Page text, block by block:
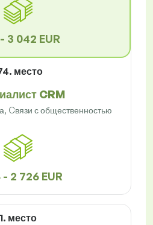
- 3 042 EUR
место
CRM
Cвязи с общественностью
- 2 726 EUR
1. место